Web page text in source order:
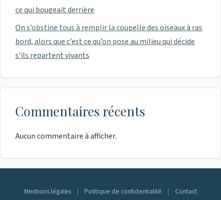
ce qui bougeait derrière
On s’obstine tous à remplir la coupelle des oiseaux à ras
bord, alors que c’est ce qu’on pose au milieu qui décide
s’ils repartent vivants
Commentaires récents
Aucun commentaire à afficher.
Mentions légales | Politique de confidentialité |
Contact